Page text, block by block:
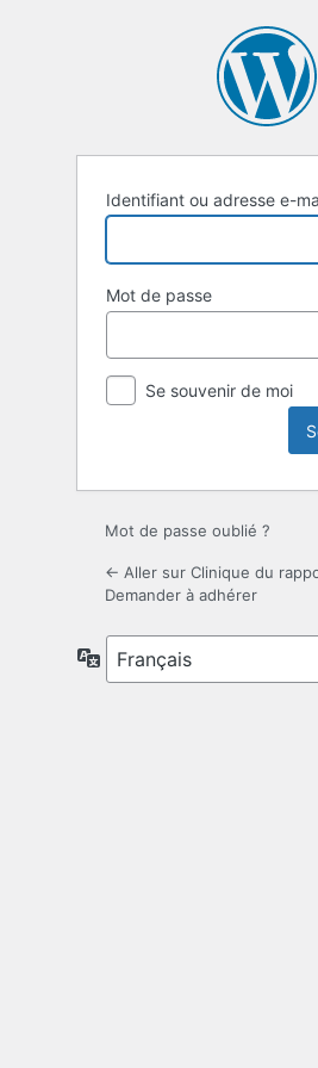
Identifiant ou adresse e-
Mot de passe
Se souvenir de moi
Mot de passe oublié ?
← Aller sur Clinique du
Demander à adhérer
Langue